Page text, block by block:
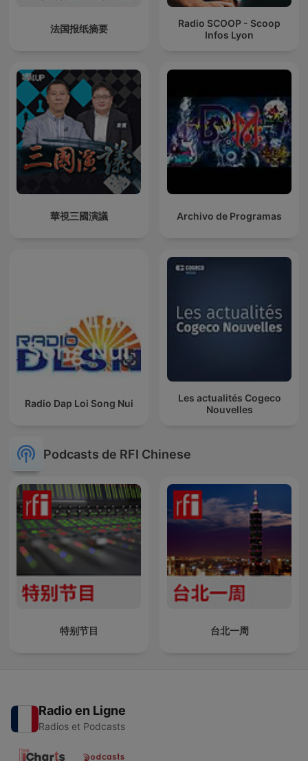
法国报纸摘要
Radio SCOOP - Scoop
Infos Lyon
華視三國演議 Archivo de Programas
Radio Dap Loi Song Nui
Les actualités Cogeco
Nouvelles
Podcasts de RFI Chinese
特别节目 台北一周
Radio en Ligne
Radios et Podcasts